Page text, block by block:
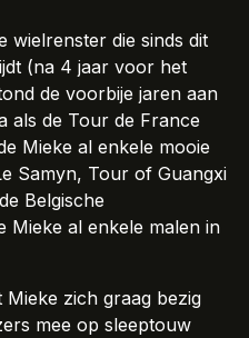
wielrenster die sinds dit
(na 4 jaar voor het
de voorbije jaren aan
als de Tour de France
Mieke al enkele mooie
Samyn, Tour of Guangxi
Belgische
Mieke al enkele malen in
zich graag bezig
mee op sleeptouw